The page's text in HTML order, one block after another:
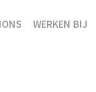
WERKEN BIJ